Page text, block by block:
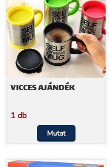
VICCES AJÁNDÉK
1 db
Mutat